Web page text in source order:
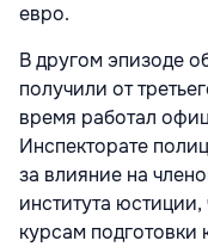
евро.
В другом эпизоде
получили от
время работал
Инспекторате
за влияние на
института
курсам подготовки